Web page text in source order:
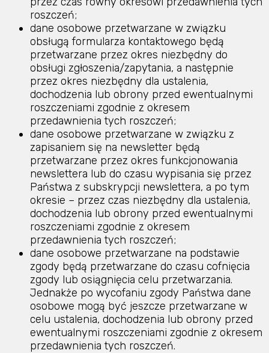
roszczeń;
dane osobowe przetwarzane w związku
obsługą formularza kontaktowego będą
przetwarzane przez okres niezbędny do
obsługi zgłoszenia/zapytania, a następnie
przez okres niezbędny dla ustalenia,
dochodzenia lub obrony przed ewentualnymi
roszczeniami zgodnie z okresem
przedawnienia tych roszczeń;
dane osobowe przetwarzane w związku z
zapisaniem się na newsletter będą
przetwarzane przez okres funkcjonowania
newslettera lub do czasu wypisania się przez
Państwa z subskrypcji newslettera, a po tym
okresie – przez czas niezbędny dla ustalenia,
dochodzenia lub obrony przed ewentualnymi
roszczeniami zgodnie z okresem
przedawnienia tych roszczeń;
dane osobowe przetwarzane na podstawie
zgody będą przetwarzane do czasu cofnięcia
zgody lub osiągnięcia celu przetwarzania.
Jednakże po wycofaniu zgody Państwa dane
osobowe mogą być jeszcze przetwarzane w
celu ustalenia, dochodzenia lub obrony przed
ewentualnymi roszczeniami zgodnie z okresem
przedawnienia tych roszczeń.